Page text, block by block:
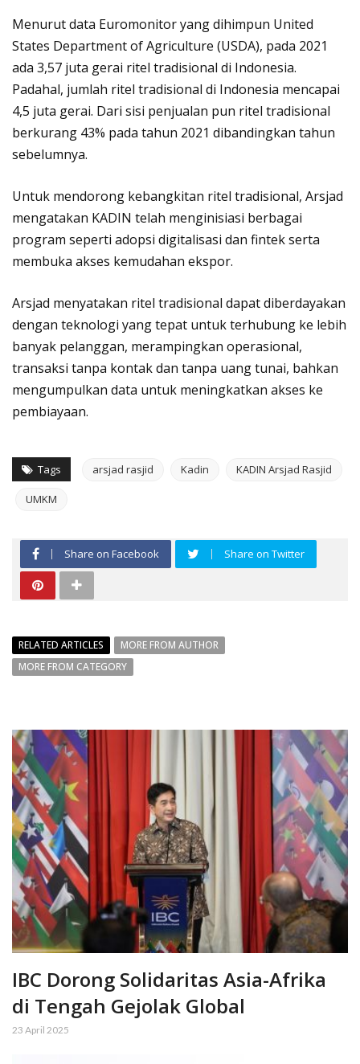
Menurut data Euromonitor yang dihimpun United
States Department of Agriculture (USDA), pada 2021
ada 3,57 juta gerai ritel tradisional di Indonesia.
Padahal, jumlah ritel tradisional di Indonesia mencapai
4,5 juta gerai. Dari sisi penjualan pun ritel tradisional
berkurang 43% pada tahun 2021 dibandingkan tahun
sebelumnya.
Untuk mendorong kebangkitan ritel tradisional, Arsjad
mengatakan KADIN telah menginisiasi berbagai
program seperti adopsi digitalisasi dan fintek serta
membuka akses kemudahan ekspor.
Arsjad menyatakan ritel tradisional dapat diberdayakan
dengan teknologi yang tepat untuk terhubung ke lebih
banyak pelanggan, merampingkan operasional,
transaksi tanpa kontak dan tanpa uang tunai, bahkan
mengumpulkan data untuk meningkatkan akses ke
pembiayaan.
Tags arsjad rasjid Kadin KADIN Arsjad Rasjid
UMKM
Share on Facebook Share on Twitter
RELATED ARTICLES
MORE FROM AUTHOR
MORE FROM CATEGORY
IBC Dorong Solidaritas Asia-Afrika
di Tengah Gejolak Global
23 April 2025